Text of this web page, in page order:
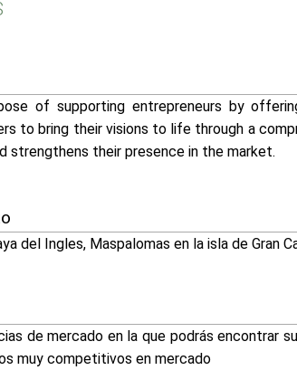
of supporting entrepreneurs by
to bring their visions to life through a
strengthens their presence in the market.
del Ingles, Maspalomas en la isla de Gran
de mercado en la que podrás encontrar
muy competitivos en mercado